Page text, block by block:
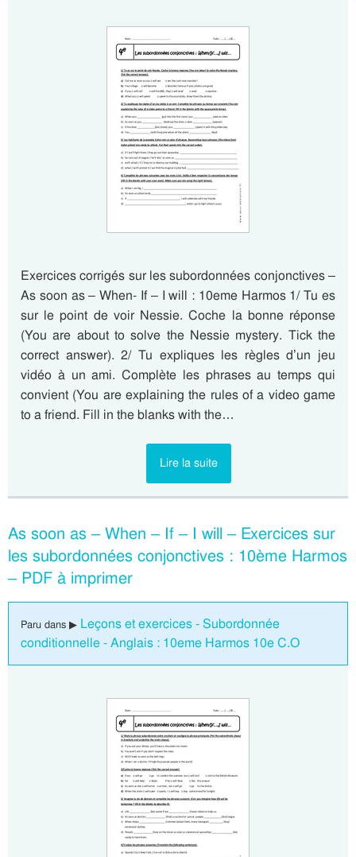
Exercices corrigés sur les subordonnées conjonctives –
As soon as – When- If – I will : 10eme Harmos 1/ Tu es
sur le point de voir Nessie. Coche la bonne réponse
(You are about to solve the Nessie mystery. Tick the
correct answer). 2/ Tu expliques les règles d’un jeu
vidéo à un ami. Complète les phrases au temps qui
convient (You are explaining the rules of a video game
to a friend. Fill in the blanks with the…
Lire la suite
As soon as – When – If – I will – Exercices sur
les subordonnées conjonctives : 10ème Harmos
– PDF à imprimer
Paru dans ▶ Leçons et exercices - Subordonnée
conditionnelle - Anglais : 10eme Harmos 10e C.O